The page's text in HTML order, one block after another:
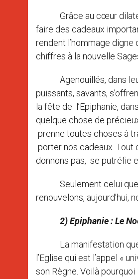
Grâce au cœur dilaté
faire des cadeaux
rendent l’hommage digne
chiffres à la nouvelle
Agenouillés, dans leurs
puissants, savants,
la fête de l’Epiphanie,
quelque chose de
prenne toutes choses à
porter nos cadeaux. Tout
donnons pas, se putréfie
Seulement celui que
renouvelons, aujourd’hui,
2) Epiphanie : Le
La manifestation que
l’Eglise qui est l’appel «
son Règne. Voilà